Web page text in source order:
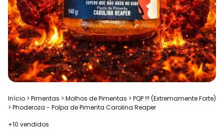
Início > Pimentas > Molhos de Pimentas > PQP !!! (Extremamente Forte)
> Phoderoza - Polpa de Pimenta Carolina Reaper
+10 vendidos